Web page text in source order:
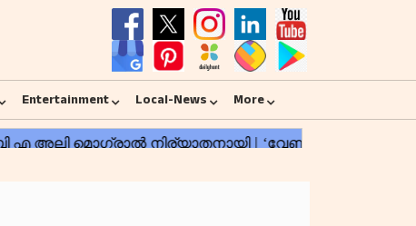
Entertainment Local-News More